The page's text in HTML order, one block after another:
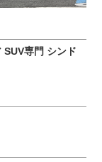
SUV専門 シンド